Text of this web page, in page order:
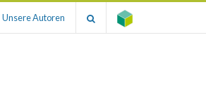
Unsere Autoren